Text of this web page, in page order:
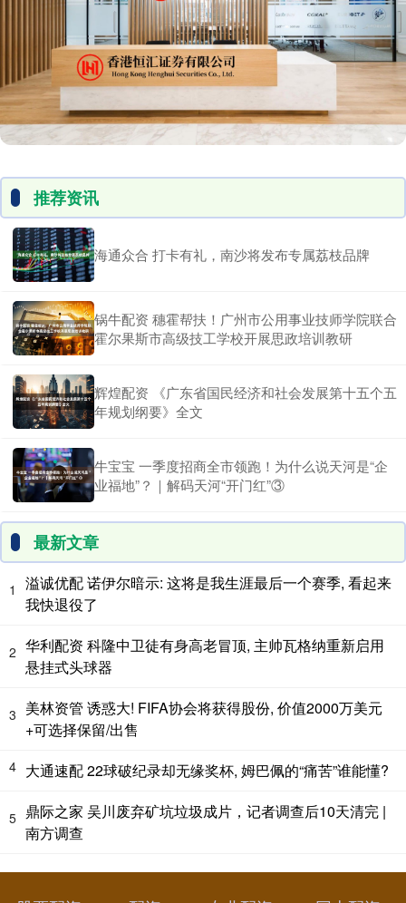
推荐资讯
海通众合 打卡有礼，南沙将发布专属荔枝品牌
锅牛配资 穗霍帮扶！广州市公用事业技师学院联合
霍尔果斯市高级技工学校开展思政培训教研
辉煌配资 《广东省国民经济和社会发展第十五个五
年规划纲要》全文
牛宝宝 一季度招商全市领跑！为什么说天河是“企
业福地”？｜解码天河“开门红”③
最新文章
1
溢诚优配 诺伊尔暗示: 这将是我生涯最后一个赛季, 看起来
我快退役了
2 华利配资 科隆中卫徒有身高老冒顶, 主帅瓦格纳重新启用
悬挂式头球器
3 美林资管 诱惑大! FIFA协会将获得股份, 价值2000万美元
+可选择保留/出售
4 大通速配 22球破纪录却无缘奖杯, 姆巴佩的“痛苦”谁能懂?
5 鼎际之家 吴川废弃矿坑垃圾成片，记者调查后10天清完 |
南方调查